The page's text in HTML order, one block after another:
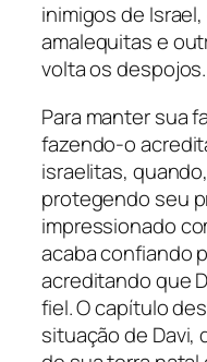
inimigos de
amalequitas e
volta os despojos.
Para manter sua
fazendo-o
israelitas,
protegendo seu
impressionado
acaba confiando
acreditando que
fiel. O capítulo
situação de Davi,